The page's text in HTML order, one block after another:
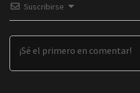
Suscribirse